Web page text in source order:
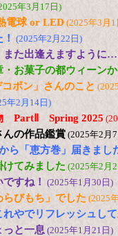
年3月17日)
電球 or LED (2025年3月1
(2025年2月22日)
また出逢えますように…
お菓子の都ウィーン
ポン」さんのこと
年2月14日)
PartⅡ Spring 2025
んの作品鑑賞 (2025年2月
ら「恵方巻」届きまし
けてみました (2025年2月
すね！ (2025年1月30日)
びもち」でした (2025
やでリフレッシュし
っと一息 (2025年1月21日)